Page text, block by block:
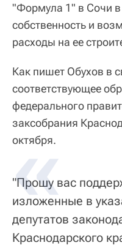
"Формула 1" в Сочи
собственность и
расходы на ее
Как пишет Обухов в
соответствующее
федерального
заксобрания
октября.
"Прошу вас
изложенные в
депутатов
Краснодарского